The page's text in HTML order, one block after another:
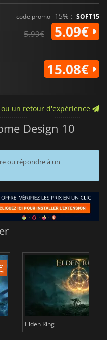
code promo-15% : SOFT15
5.99€ 5.09€
15.08€
un retour d'expérience
Design 10
ou répondre à un
Elden Ring